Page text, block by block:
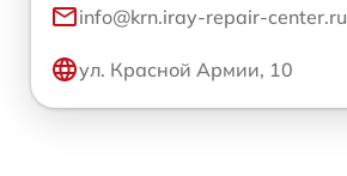
info@krn.iray-repair-center.ru
ул. Красной Армии, 10